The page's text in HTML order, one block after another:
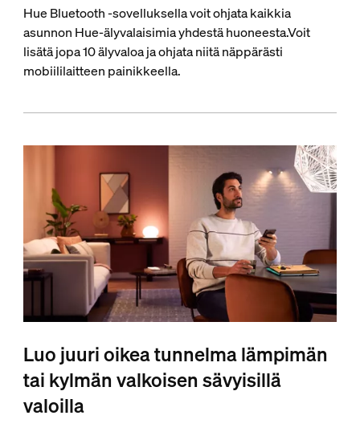
Hue Bluetooth ‑sovelluksella voit ohjata kaikkia
asunnon Hue-älyvalaisimia yhdestä huoneesta.Voit
lisätä jopa 10 älyvaloa ja ohjata niitä näppärästi
mobiililaitteen painikkeella.
Luo juuri oikea tunnelma lämpimän
tai kylmän valkoisen sävyisillä
valoilla